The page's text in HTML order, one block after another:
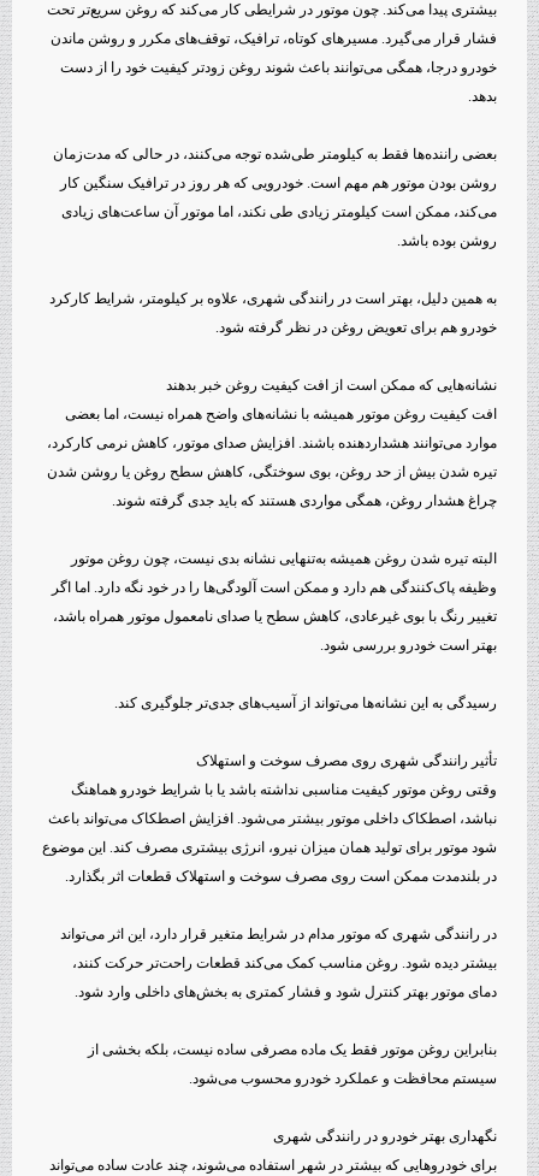
بیشتری پیدا می‌کند. چون موتور در شرایطی کار می‌کند که روغن سریع‌تر تحت
فشار قرار می‌گیرد. مسیرهای کوتاه، ترافیک، توقف‌های مکرر و روشن ماندن
خودرو درجا، همگی می‌توانند باعث شوند روغن زودتر کیفیت خود را از دست
بدهد.
بعضی راننده‌ها فقط به کیلومتر طی‌شده توجه می‌کنند، در حالی که مدت‌زمان
روشن بودن موتور هم مهم است. خودرویی که هر روز در ترافیک سنگین کار
می‌کند، ممکن است کیلومتر زیادی طی نکند، اما موتور آن ساعت‌های زیادی
روشن بوده باشد.
به همین دلیل، بهتر است در رانندگی شهری، علاوه بر کیلومتر، شرایط کارکرد
خودرو هم برای تعویض روغن در نظر گرفته شود.
نشانه‌هایی که ممکن است از افت کیفیت روغن خبر بدهند
افت کیفیت روغن موتور همیشه با نشانه‌های واضح همراه نیست، اما بعضی
موارد می‌توانند هشداردهنده باشند. افزایش صدای موتور، کاهش نرمی کارکرد،
تیره شدن بیش از حد روغن، بوی سوختگی، کاهش سطح روغن یا روشن شدن
چراغ هشدار روغن، همگی مواردی هستند که باید جدی گرفته شوند.
البته تیره شدن روغن همیشه به‌تنهایی نشانه بدی نیست، چون روغن موتور
وظیفه پاک‌کنندگی هم دارد و ممکن است آلودگی‌ها را در خود نگه دارد. اما اگر
تغییر رنگ با بوی غیرعادی، کاهش سطح یا صدای نامعمول موتور همراه باشد،
بهتر است خودرو بررسی شود.
رسیدگی به این نشانه‌ها می‌تواند از آسیب‌های جدی‌تر جلوگیری کند.
تأثیر رانندگی شهری روی مصرف سوخت و استهلاک
وقتی روغن موتور کیفیت مناسبی نداشته باشد یا با شرایط خودرو هماهنگ
نباشد، اصطکاک داخلی موتور بیشتر می‌شود. افزایش اصطکاک می‌تواند باعث
شود موتور برای تولید همان میزان نیرو، انرژی بیشتری مصرف کند. این موضوع
در بلندمدت ممکن است روی مصرف سوخت و استهلاک قطعات اثر بگذارد.
در رانندگی شهری که موتور مدام در شرایط متغیر قرار دارد، این اثر می‌تواند
بیشتر دیده شود. روغن مناسب کمک می‌کند قطعات راحت‌تر حرکت کنند،
دمای موتور بهتر کنترل شود و فشار کمتری به بخش‌های داخلی وارد شود.
بنابراین روغن موتور فقط یک ماده مصرفی ساده نیست، بلکه بخشی از
سیستم محافظت و عملکرد خودرو محسوب می‌شود.
نگهداری بهتر خودرو در رانندگی شهری
برای خودروهایی که بیشتر در شهر استفاده می‌شوند، چند عادت ساده می‌تواند